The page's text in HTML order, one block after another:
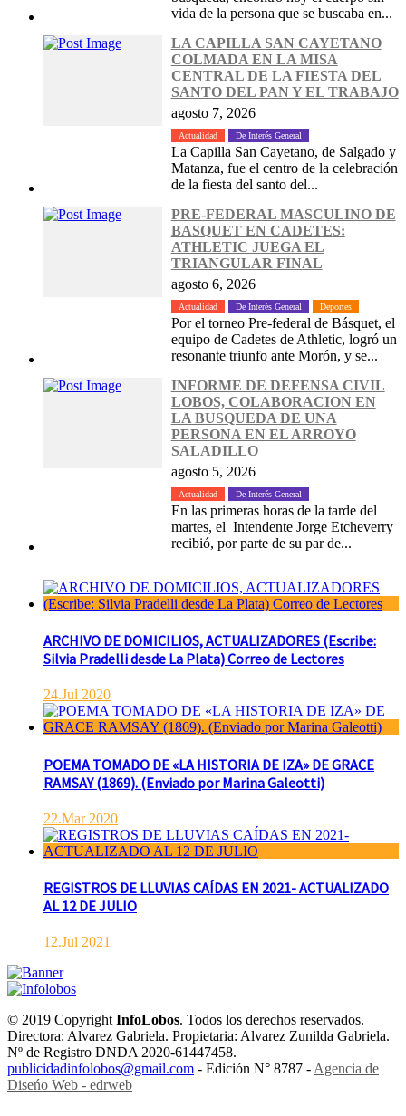
vida de la persona que se buscaba en...
LA CAPILLA SAN CAYETANO
COLMADA EN LA MISA
CENTRAL DE LA FIESTA DEL
SANTO DEL PAN Y EL TRABAJO
agosto 7, 2026
Actualidad De Interés General
La Capilla San Cayetano, de Salgado y
Matanza, fue el centro de la celebración
de la fiesta del santo del...
PRE-FEDERAL MASCULINO DE
BASQUET EN CADETES:
ATHLETIC JUEGA EL
TRIANGULAR FINAL
agosto 6, 2026
Actualidad De Interés General Deportes
Por el torneo Pre-federal de Básquet, el
equipo de Cadetes de Athletic, logró un
resonante triunfo ante Morón, y se...
INFORME DE DEFENSA CIVIL
LOBOS, COLABORACION EN
LA BUSQUEDA DE UNA
PERSONA EN EL ARROYO
SALADILLO
agosto 5, 2026
Actualidad De Interés General
En las primeras horas de la tarde del
martes, el Intendente Jorge Etcheverry
recibió, por parte de su par de...
ARCHIVO DE DOMICILIOS, ACTUALIZADORES (Escribe:
Silvia Pradelli desde La Plata) Correo de Lectores
24.Jul 2020
POEMA TOMADO DE «LA HISTORIA DE IZA» DE GRACE
RAMSAY (1869). (Enviado por Marina Galeotti)
22.Mar 2020
REGISTROS DE LLUVIAS CAÍDAS EN 2021- ACTUALIZADO
AL 12 DE JULIO
12.Jul 2021
© 2019 CopyrightInfoLobos. Todos los derechos reservados.
Directora: Alvarez Gabriela. Propietaria: Alvarez Zunilda Gabriela.
Nº de Registro DNDA 2020-61447458.
publicidadinfolobos@gmail.com - Edición N° 8787 -Agencia de
Diseńo Web - edrweb